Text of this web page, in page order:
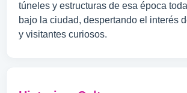
túneles y estructuras de esa época
bajo la ciudad, despertando el interés
y visitantes curiosos.